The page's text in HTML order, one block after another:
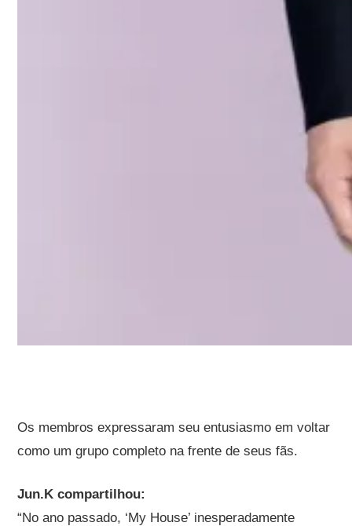
Os membros expressaram seu entusiasmo em voltar
como um grupo completo na frente de seus fãs.
Jun.K compartilhou:
“No ano passado, ‘My House’ inesperadamente